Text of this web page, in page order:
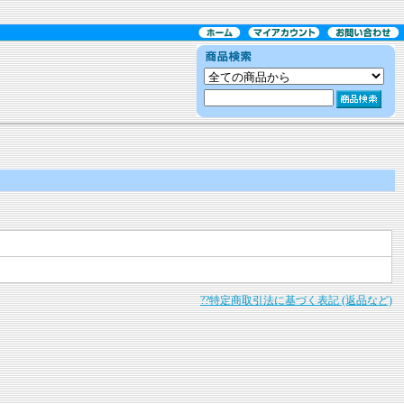
??特定商取引法に基づく表記 (返品など)